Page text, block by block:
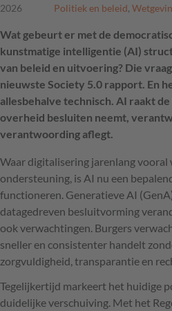
2026
Politiek en beleid,
Wat gebeurt er met de
kunstmatige intelligentie (AI)
van beleid en uitvoering? Die
nieuwste Society 5.0 rapport. En
allesbehalve technisch. AI raakt
overheid besluiten neemt,
verantwoording aflegt.
Waar digitalisering jarenlang vooral
ondersteuning, is AI nu een
functioneren. Generatieve AI
datagedreven besluitvorming
ook verwachtingen. Burgers
sneller en consistenter handelt
zorgvuldigheid, transparantie en
Tegelijkertijd markeert het huidige
duidelijke verschuiving. Met het